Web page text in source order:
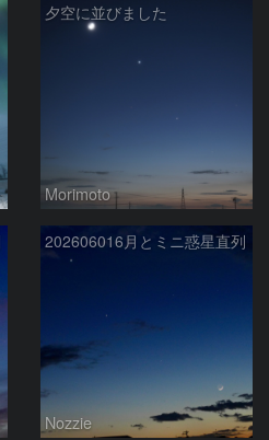
夕空に並びました
Morimoto
202606016月とミニ惑星直列
Nozzie